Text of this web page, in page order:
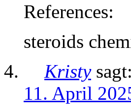
References:
steroids
Kristy sagt:
11. April